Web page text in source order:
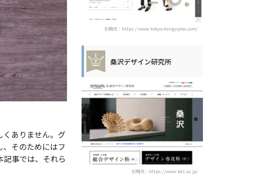
くありません。グ
そのためにはフ
記事では、それら
引用元：https://www.tokyo-designplex.com/
桑沢デザイン研究所
引用元：https://www.kds.ac.jp/